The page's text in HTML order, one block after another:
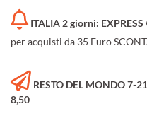
ITALIA 2 giorni: EXPRESS
per acquisti da 35 Euro
RESTO DEL MONDO 7-
8,50